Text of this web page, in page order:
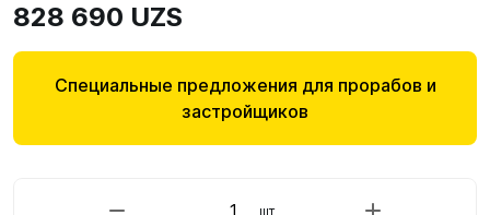
828 690 UZS
Специальные предложения для прорабов и
застройщиков
шт